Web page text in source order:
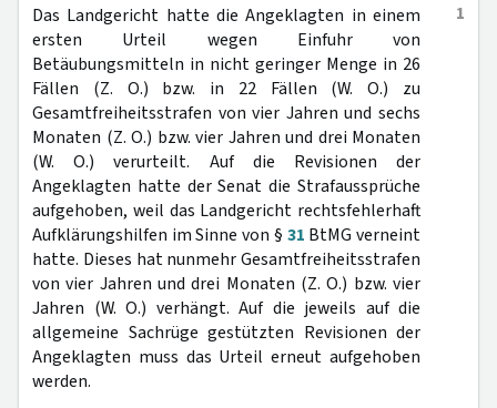
1
Das Landgericht hatte die Angeklagten in einem
ersten Urteil wegen Einfuhr von
Betäubungsmitteln in nicht geringer Menge in 26
Fällen (Z. O.) bzw. in 22 Fällen (W. O.) zu
Gesamtfreiheitsstrafen von vier Jahren und sechs
Monaten (Z. O.) bzw. vier Jahren und drei Monaten
(W. O.) verurteilt. Auf die Revisionen der
Angeklagten hatte der Senat die Strafaussprüche
aufgehoben, weil das Landgericht rechtsfehlerhaft
Aufklärungshilfen im Sinne von § 31 BtMG verneint
hatte. Dieses hat nunmehr Gesamtfreiheitsstrafen
von vier Jahren und drei Monaten (Z. O.) bzw. vier
Jahren (W. O.) verhängt. Auf die jeweils auf die
allgemeine Sachrüge gestützten Revisionen der
Angeklagten muss das Urteil erneut aufgehoben
werden.